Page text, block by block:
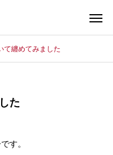
て纏めてみました
た
す。